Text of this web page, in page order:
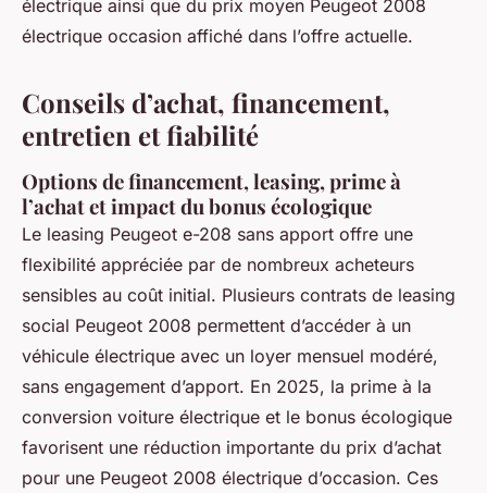
électrique ainsi que du prix moyen Peugeot 2008
électrique occasion affiché dans l’offre actuelle.
Conseils d’achat, financement,
entretien et fiabilité
Options de financement, leasing, prime à
l’achat et impact du bonus écologique
Le leasing Peugeot e-208 sans apport offre une
flexibilité appréciée par de nombreux acheteurs
sensibles au coût initial. Plusieurs contrats de leasing
social Peugeot 2008 permettent d’accéder à un
véhicule électrique avec un loyer mensuel modéré,
sans engagement d’apport. En 2025, la prime à la
conversion voiture électrique et le bonus écologique
favorisent une réduction importante du prix d’achat
pour une Peugeot 2008 électrique d’occasion. Ces